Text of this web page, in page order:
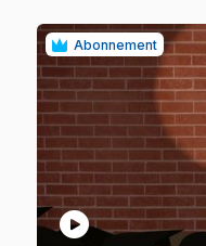
Abonnement
play_circle